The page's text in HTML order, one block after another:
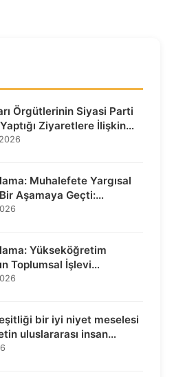
Örgütlerinin Siyasi Parti
Ziyaretlere İlişkin
Muhalefete Yargısal
Aşamaya Geçti:
Yükseköğretim
Toplumsal İşlevi
Ticari Akıbetine
eşitliği bir iyi niyet meselesi
uluslararası insan…